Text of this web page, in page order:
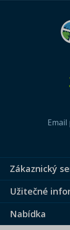
Zákaznický
Užitečné
Nabídka